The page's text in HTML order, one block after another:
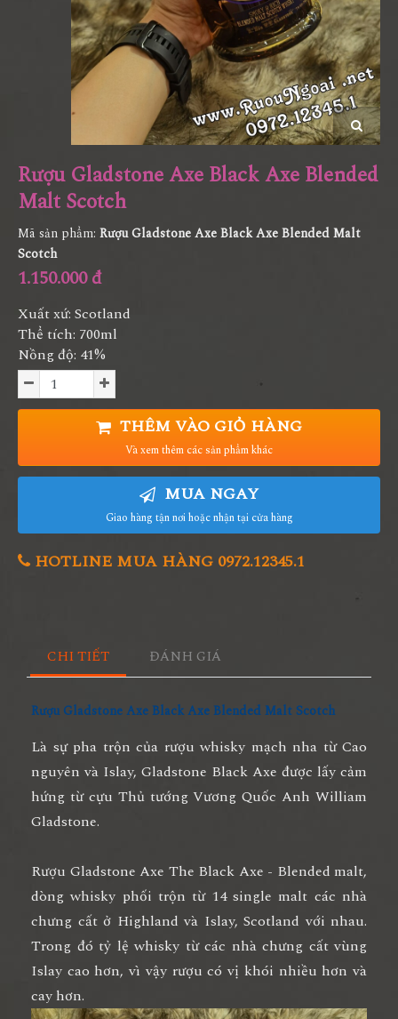
Rượu Gladstone Axe Black Axe Blended
Malt Scotch
Mã sản phẩm: Rượu Gladstone Axe Black Axe Blended Malt
Scotch
1.150.000 đ
Xuất xứ: Scotland
Thể tích: 700ml
Nồng độ: 41%
THÊM VÀO GIỎ HÀNG
Và xem thêm các sản phẩm khác
MUA NGAY
Giao hàng tận nơi hoặc nhận tại cửa hàng
HOTLINE MUA HÀNG 0972.12345.1
CHI TIẾT ĐÁNH GIÁ
Rượu Gladstone Axe Black Axe Blended Malt Scotch
Là sự pha trộn của rượu whisky mạch nha từ Cao
nguyên và Islay, Gladstone Black Axe được lấy cảm
hứng từ cựu Thủ tướng Vương Quốc Anh William
Gladstone.
Rượu Gladstone Axe The Black Axe - Blended malt,
dòng whisky phối trộn từ 14 single malt các nhà
chưng cất ở Highland và Islay, Scotland với nhau.
Trong đó tỷ lệ whisky từ các nhà chưng cất vùng
Islay cao hơn, vì vậy rượu có vị khói nhiều hơn và
cay hơn.